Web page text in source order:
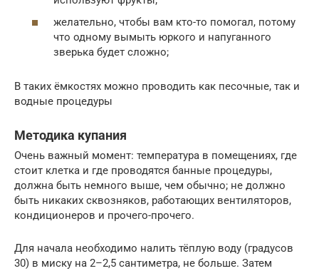
желательно, чтобы вам кто-то помогал, потому
что одному вымыть юркого и напуганного
зверька будет сложно;
В таких ёмкостях можно проводить как песочные, так и
водные процедуры
Методика купания
Очень важный момент: температура в помещениях, где
стоит клетка и где проводятся банные процедуры,
должна быть немного выше, чем обычно; не должно
быть никаких сквозняков, работающих вентиляторов,
кондиционеров и прочего-прочего.
Для начала необходимо налить тёплую воду (градусов
30) в миску на 2–2,5 сантиметра, не больше. Затем